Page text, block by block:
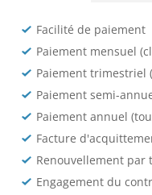
Facilité de paiement
Paiement mensuel
Paiement trimestriel
Paiement semi-
Paiement annuel
Facture
Renouvellement par
Engagement du